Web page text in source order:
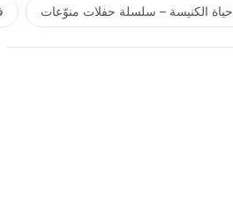
حياة الكنيسة – سلسلة حفلات منوّعات